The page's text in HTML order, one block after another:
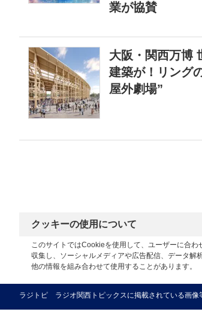
業が協賛
大阪・関西万博
建築が！リング
屋外劇場”
クッキーの使用について
このサイトではCookieを使用して、ユーザーに合
収集し、ソーシャルメディアや広告配信、データ解
他の情報を組み合わせて使用することがあります。
ラジトピ ラジオ関西トピックスに掲載されている画像